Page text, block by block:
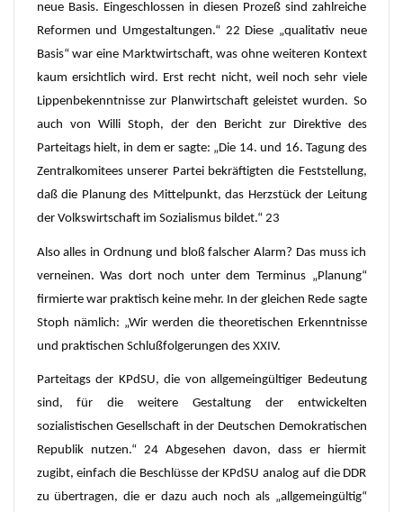
neue Basis. Eingeschlossen in diesen Prozeß sind zahlreiche
Reformen und Umgestaltungen.“ 22 Diese „qualitativ neue
Basis“ war eine Marktwirtschaft, was ohne weiteren Kontext
kaum ersichtlich wird. Erst recht nicht, weil noch sehr viele
Lippenbekenntnisse zur Planwirtschaft geleistet wurden. So
auch von Willi Stoph, der den Bericht zur Direktive des
Parteitags hielt, in dem er sagte: „Die 14. und 16. Tagung des
Zentralkomitees unserer Partei bekräftigten die Feststellung,
daß die Planung des Mittelpunkt, das Herzstück der Leitung
der Volkswirtschaft im Sozialismus bildet.“ 23
Also alles in Ordnung und bloß falscher Alarm? Das muss ich
verneinen. Was dort noch unter dem Terminus „Planung“
firmierte war praktisch keine mehr. In der gleichen Rede sagte
Stoph nämlich: „Wir werden die theoretischen Erkenntnisse
und praktischen Schlußfolgerungen des XXIV.
Parteitags der KPdSU, die von allgemeingültiger Bedeutung
sind, für die weitere Gestaltung der entwickelten
sozialistischen Gesellschaft in der Deutschen Demokratischen
Republik nutzen.“ 24 Abgesehen davon, dass er hiermit
zugibt, einfach die Beschlüsse der KPdSU analog auf die DDR
zu übertragen, die er dazu auch noch als „allgemeingültig“